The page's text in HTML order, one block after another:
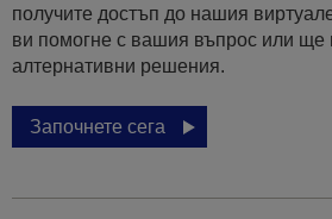
получите достъп до нашия
ви помогне с вашия въпрос или ще
алтернативни решения.
Започнете сега